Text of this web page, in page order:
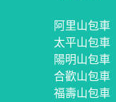
阿里山包車
太平山包車
陽明山包車
合歡山包車
福壽山包車